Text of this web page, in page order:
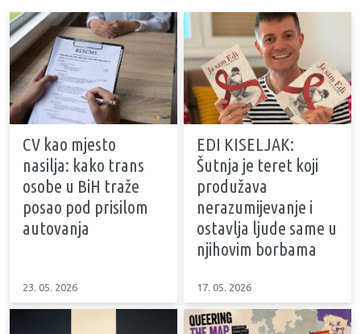
CV kao mjesto
nasilja: kako trans
osobe u BiH traže
posao pod prisilom
autovanja
23. 05. 2026
EDI KISELJAK:
Šutnja je teret koji
produžava
nerazumijevanje i
ostavlja ljude same u
njihovim borbama
17. 05. 2026